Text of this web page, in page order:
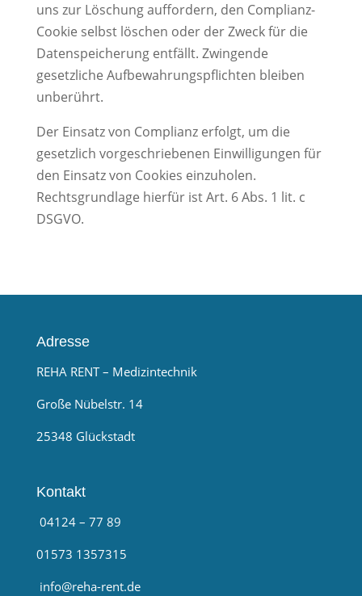
uns zur Löschung auffordern, den Complianz-
Cookie selbst löschen oder der Zweck für die
Datenspeicherung entfällt. Zwingende
gesetzliche Aufbewahrungspflichten bleiben
unberührt.
Der Einsatz von Complianz erfolgt, um die
gesetzlich vorgeschriebenen Einwilligungen für
den Einsatz von Cookies einzuholen.
Rechtsgrundlage hierfür ist Art. 6 Abs. 1 lit. c
DSGVO.
Adresse
REHA RENT – Medizintechnik
Große Nübelstr. 14
25348 Glückstadt
Kontakt
04124 – 77 89
01573 1357315
info@reha-rent.de